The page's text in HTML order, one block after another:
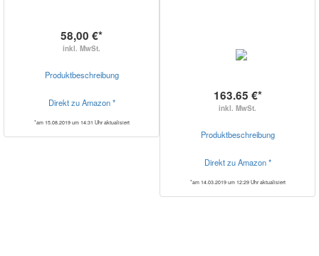
58,00 €*
inkl. MwSt.
Produktbeschreibung
Direkt zu Amazon *
*am 15.08.2019 um 14:31 Uhr aktualisiert
163.65 €*
inkl. MwSt.
Produktbeschreibung
Direkt zu Amazon *
*am 14.03.2019 um 12:29 Uhr aktualisiert